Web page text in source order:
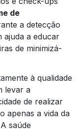
de
a detecção
ajuda a educar
de minimizá-
à qualidade
levar a
de realizar
apenas a vida da
saúde